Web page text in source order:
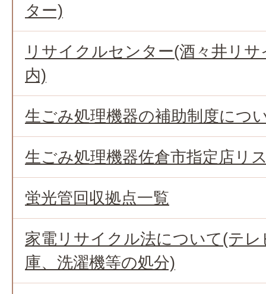
ター)
リサイクルセンター(酒々井リ
内)
生ごみ処理機器の補助制度につ
生ごみ処理機器佐倉市指定店リ
蛍光管回収拠点一覧
家電リサイクル法について(テ
庫、洗濯機等の処分)